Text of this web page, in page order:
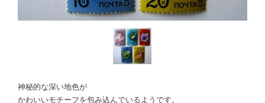
神秘的な深い地色が
かわいいモチーフを包み込んでいるようです。